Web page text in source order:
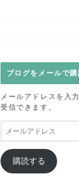
ブログをメールで購
メールアドレスを入
受信できます。
ー
ア
ド
購読する